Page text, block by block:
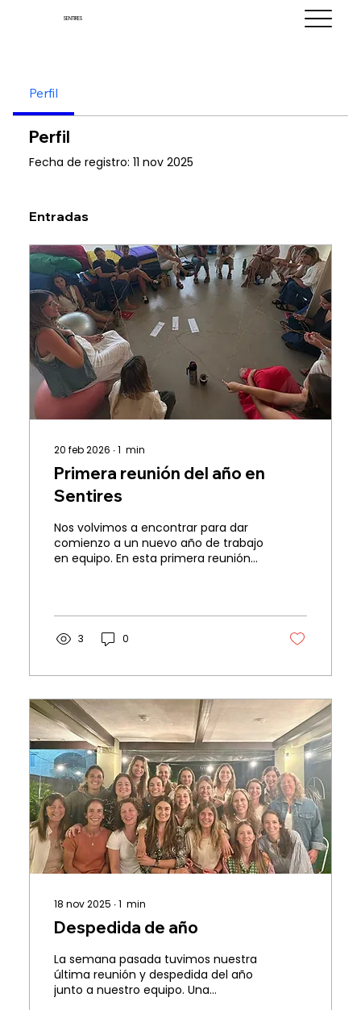
SENTIRES
Perfil
Perfil
Fecha de registro: 11 nov 2025
Entradas
20 feb 2026 ∙1 min
Primera reunión del año en
Sentires
Nos volvimos a encontrar para dar
comienzo a un nuevo año de trabajo
en equipo. En esta primera reunión
espacio de escucha, planificación y
reflexión, donde pudimos alinear
ideas y proyectar todo lo que
encuentros nos permiten fortalecer
el equipo y renovar el compromiso
con el trabajo que hacemos cada
día. Vamos por un gran año.
3 0
18 nov 2025 ∙1 min
Despedida de año
La semana pasada tuvimos nuestra
última reunión y despedida del año
junto a nuestro equipo. Una